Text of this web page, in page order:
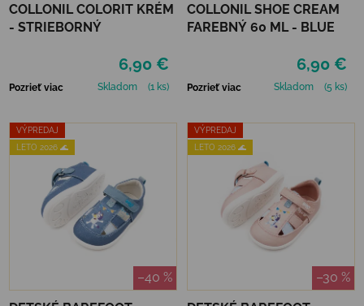
COLLONIL COLORIT KRÉM
- STRIEBORNÝ
6,90 €
Pozrieť viac Skladom (1 ks)
COLLONIL SHOE CREAM
FAREBNÝ 60 ML - BLUE
6,90 €
Pozrieť viac Skladom (5 ks)
VÝPREDAJ
LETO 2026 🌊
–40 %
VÝPREDAJ
LETO 2026 🌊
–30 %